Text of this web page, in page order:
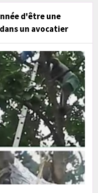
d'être une
un avocatier